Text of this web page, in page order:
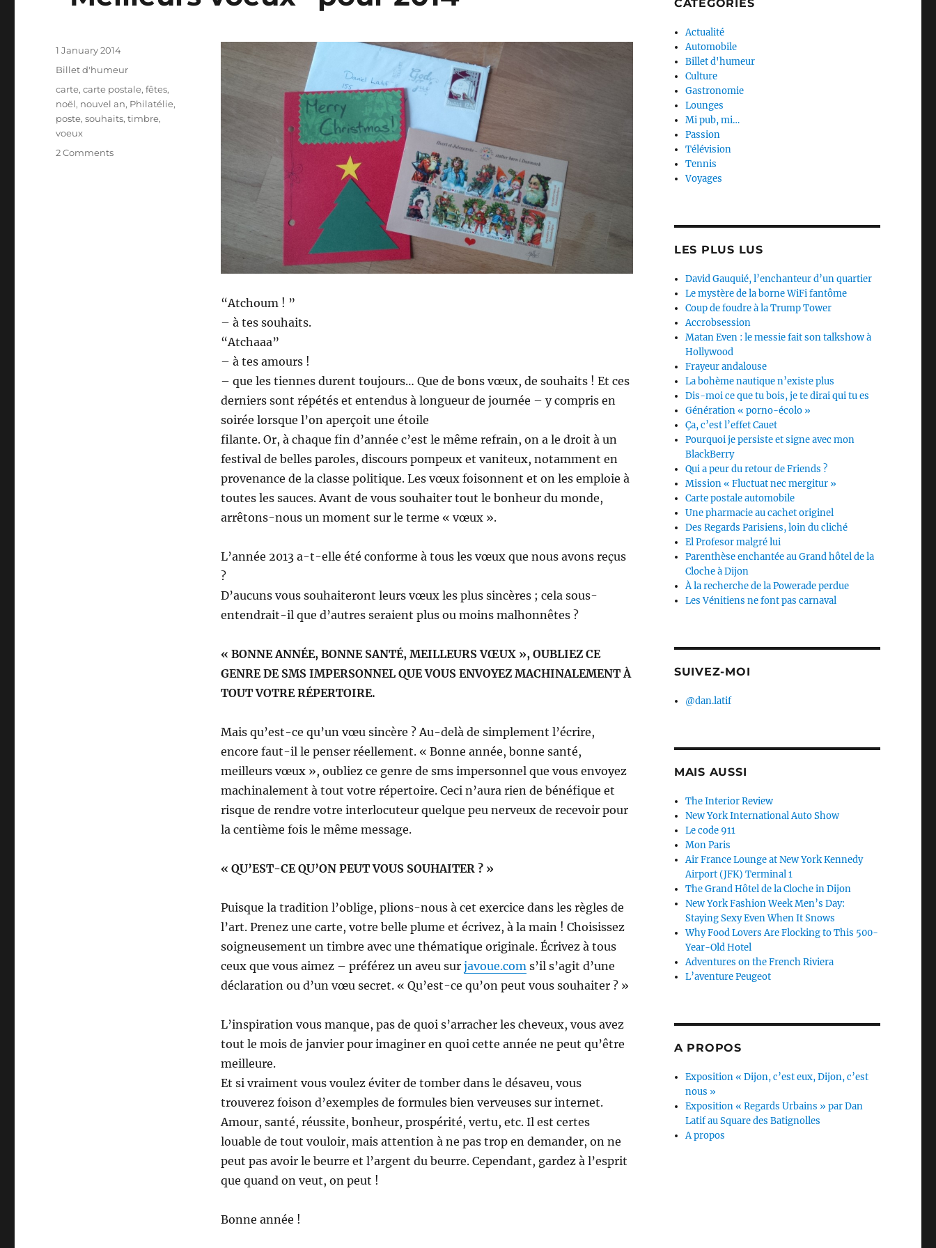
“Atchoum ! ”
– à tes souhaits.
“Atchaaa”
– à tes amours !
– que les tiennes durent toujours… Que de bons vœux, de souhaits ! Et ces
derniers sont répétés et entendus à longueur de journée – y compris en
soirée lorsque l’on aperçoit une étoile
filante. Or, à chaque fin d’année c’est le même refrain, on a le droit à un
festival de belles paroles, discours pompeux et vaniteux, notamment en
provenance de la classe politique. Les vœux foisonnent et on les emploie à
toutes les sauces. Avant de vous souhaiter tout le bonheur du monde,
arrêtons-nous un moment sur le terme « vœux ».
L’année 2013 a-t-elle été conforme à tous les vœux que nous avons reçus
?
D’aucuns vous souhaiteront leurs vœux les plus sincères ; cela sous-
entendrait-il que d’autres seraient plus ou moins malhonnêtes ?
« BONNE ANNÉE, BONNE SANTÉ, MEILLEURS VŒUX », OUBLIEZ CE
GENRE DE SMS IMPERSONNEL QUE VOUS ENVOYEZ MACHINALEMENT À
TOUT VOTRE RÉPERTOIRE.
Mais qu’est-ce qu’un vœu sincère ? Au-delà de simplement l’écrire,
encore faut-il le penser réellement. « Bonne année, bonne santé,
meilleurs vœux », oubliez ce genre de sms impersonnel que vous envoyez
machinalement à tout votre répertoire. Ceci n’aura rien de bénéfique et
risque de rendre votre interlocuteur quelque peu nerveux de recevoir pour
la centième fois le même message.
« QU’EST-CE QU’ON PEUT VOUS SOUHAITER ? »
Puisque la tradition l’oblige, plions-nous à cet exercice dans les règles de
l’art. Prenez une carte, votre belle plume et écrivez, à la main ! Choisissez
soigneusement un timbre avec une thématique originale. Écrivez à tous
ceux que vous aimez – préférez un aveu sur javoue.com s’il s’agit d’une
déclaration ou d’un vœu secret. « Qu’est-ce qu’on peut vous souhaiter ? »
L’inspiration vous manque, pas de quoi s’arracher les cheveux, vous avez
tout le mois de janvier pour imaginer en quoi cette année ne peut qu’être
meilleure.
Et si vraiment vous voulez éviter de tomber dans le désaveu, vous
trouverez foison d’exemples de formules bien verveuses sur internet.
Amour, santé, réussite, bonheur, prospérité, vertu, etc. Il est certes
louable de tout vouloir, mais attention à ne pas trop en demander, on ne
peut pas avoir le beurre et l’argent du beurre. Cependant, gardez à l’esprit
que quand on veut, on peut !
Bonne année !
Posted
on
1 January 2014
Categories
Billet d'humeur
Tags
carte,carte postale,fêtes,
noël, nouvel an, Philatélie,
poste,souhaits,timbre,
voeux
2 Commentson
CATEGORIES
Actualité
Automobile
Billet d'humeur
Culture
Gastronomie
Lounges
Mi pub, mi…
Passion
Télévision
Tennis
Voyages
LES PLUS LUS
David Gauquié, l’enchanteur d’un quartier
Le mystère de la borne WiFi fantôme
Coup de foudre à la Trump Tower
Accrobsession
Matan Even : le messie fait son talkshow à
Hollywood
Frayeur andalouse
La bohème nautique n’existe plus
Dis-moi ce que tu bois, je te dirai qui tu es
Génération « porno-écolo »
Ça, c’est l’effet Cauet
Pourquoi je persiste et signe avec mon
BlackBerry
Qui a peur du retour de Friends ?
Mission « Fluctuat nec mergitur »
Carte postale automobile
Une pharmacie au cachet originel
Des Regards Parisiens, loin du cliché
El Profesor malgré lui
Parenthèse enchantée au Grand hôtel de la
Cloche à Dijon
À la recherche de la Powerade perdue
Les Vénitiens ne font pas carnaval
SUIVEZ-MOI
@dan.latif
MAIS AUSSI
The Interior Review
New York International Auto Show
Le code 911
Mon Paris
Air France Lounge at New York Kennedy
Airport (JFK) Terminal 1
The Grand Hôtel de la Cloche in Dijon
New York Fashion Week Men’s Day:
Staying Sexy Even When It Snows
Why Food Lovers Are Flocking to This 500-
Year-Old Hotel
Adventures on the French Riviera
L’aventure Peugeot
A PROPOS
Exposition « Dijon, c’est eux, Dijon, c’est
nous »
Exposition « Regards Urbains » par Dan
Latif au Square des Batignolles
A propos